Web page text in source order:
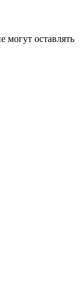
могут оставлять